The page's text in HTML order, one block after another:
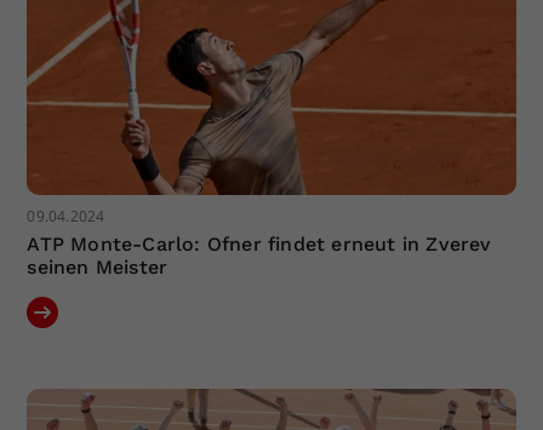
09.04.2024
ATP Monte-Carlo: Ofner findet erneut in Zverev
seinen Meister